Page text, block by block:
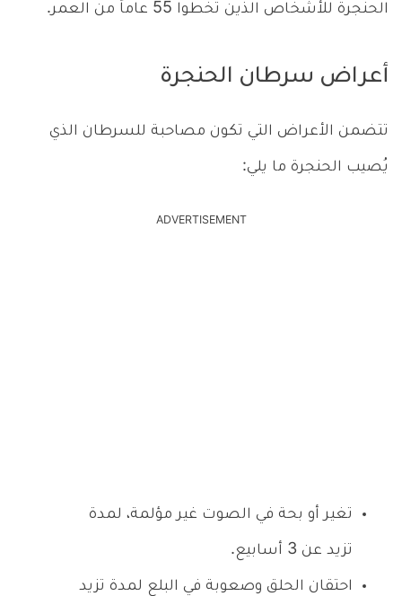
الحنجرة للأشخاص الذين تخطوا 55 عاماً من العمر.
أعراض سرطان الحنجرة
تتضمن الأعراض التي تكون مصاحبة للسرطان الذي
يُصيب الحنجرة ما يلي:
ADVERTISEMENT
تغير أو بحة في الصوت غير مؤلمة، لمدة
تزيد عن 3 أسابيع.
احتقان الحلق وصعوبة في البلع لمدة تزيد